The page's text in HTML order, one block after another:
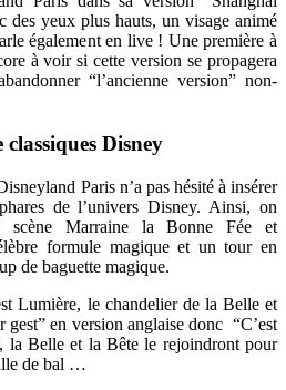
des yeux plus hauts, un visage animé
également en live ! Une première à
à voir si cette version se propagera
“l’ancienne version” non-
Disney
Paris n’a pas hésité à insérer
de l’univers Disney. Ainsi, on
scène Marraine la Bonne Fée et
formule magique et un tour en
de baguette magique.
Lumière, le chandelier de la Belle et
en version anglaise donc “C’est
la Belle et la Bête le rejoindront pour
de bal …